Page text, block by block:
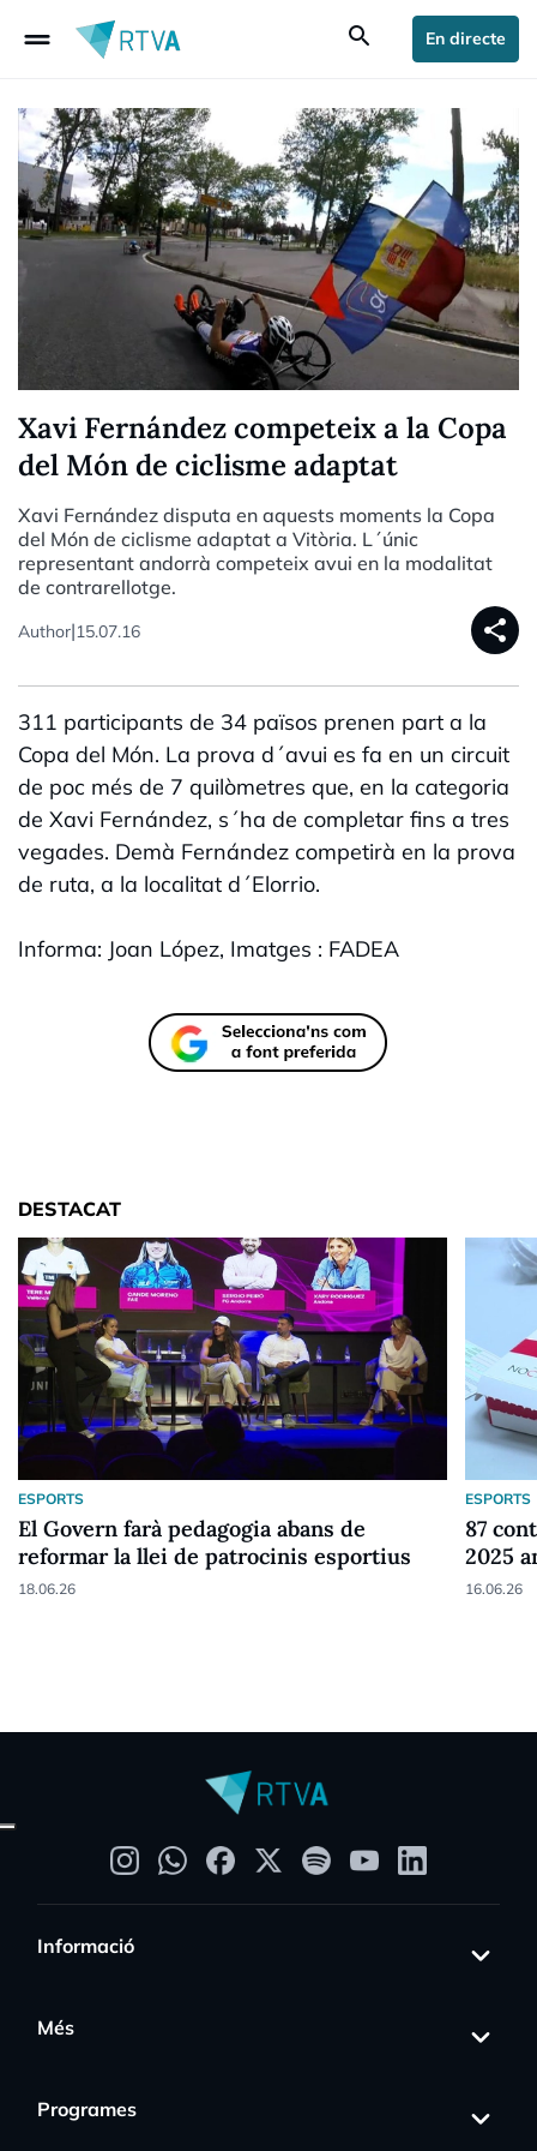
drag_handle search En directe
Xavi Fernández competeix a la Copa
del Món de ciclisme adaptat
Xavi Fernández disputa en aquests moments la Copa
del Món de ciclisme adaptat a Vitòria. L´únic
representant andorrà competeix avui en la modalitat
de contrarellotge.
Author|15.07.16 share
311 participants de 34 països prenen part a la
Copa del Món. La prova d´avui es fa en un circuit
de poc més de 7 quilòmetres que, en la categoria
de Xavi Fernández, s´ha de completar fins a tres
vegades. Demà Fernández competirà en la prova
de ruta, a la localitat d´Elorrio.
Informa: Joan López, Imatges : FADEA
DESTACAT
ESPORTS
El Govern farà pedagogia abans de
reformar la llei de patrocinis esportius
18.06.26
ESPORTS
87
2025
16.06.26
Informació
Més
Programes